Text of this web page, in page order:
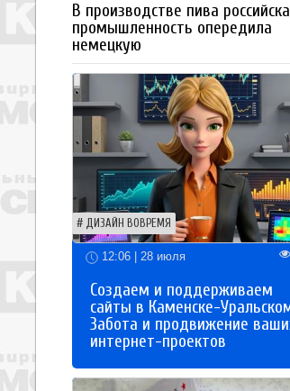
В производстве пива
промышленность опередила
немецкую
ДИЗАЙН ВОВРЕМЯ
12:06 | 28 июля
Создаем и поддерживаем
сайты в Каменске-
Забота и продвижение
интернет-проектов